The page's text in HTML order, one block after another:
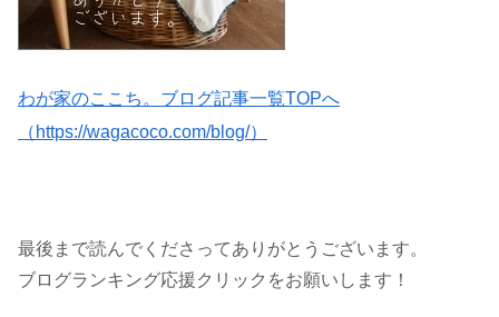
わが家のここち。ブログ記事一覧TOPへ
（https://wagacoco.com/blog/）
最後まで読んでくださってありがとうございます。
ブログランキング応援クリックをお願いします！